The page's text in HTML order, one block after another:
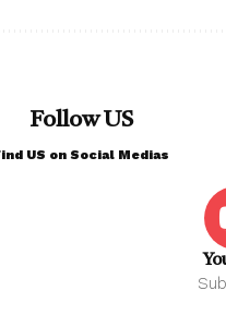
Follow US
US on Social Medias